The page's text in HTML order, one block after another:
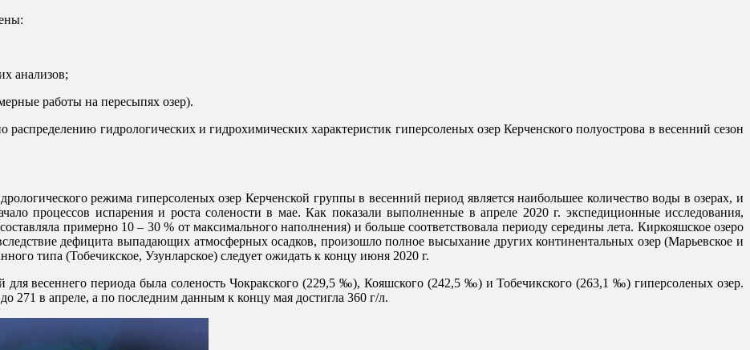
анализов;
работы на пересыпях озер).
гидрологических и гидрохимических характеристик гиперсоленых озер Керченского полуострова в весенний сезон
режима гиперсоленых озер Керченской группы в весенний период является наибольшее количество воды в озерах, и
процессов испарения и роста солености в мае. Как показали выполненные в апреле 2020 г. экспедиционные исследования,
примерно 10 – 30 % от максимального наполнения) и больше соответствовала периоду середины лета. Киркояшское озеро
дефицита выпадающих атмосферных осадков, произошло полное высыхание других континентальных озер (Марьевское и
типа (Тобечикское, Узунларское) следует ожидать к концу июня 2020 г.
для весеннего периода была соленость Чокракского (229,5 ‰), Кояшского (242,5 ‰) и Тобечикского (263,1 ‰) гиперсоленых озер.
271 в апреле, а по последним данным к концу мая достигла 360 г/л.